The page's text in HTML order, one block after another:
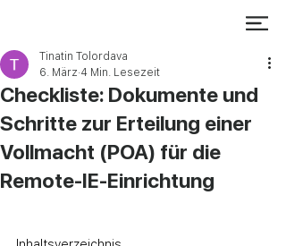
Checkliste: Dokumente und
Schritte zur Erteilung einer
Vollmacht (POA) für die
Remote-IE-Einrichtung
Tinatin Tolordava
6. März 4 Min. Lesezeit